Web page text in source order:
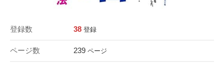
登録数 38 登録
ページ数 239 ページ